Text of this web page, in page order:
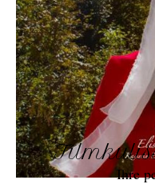
Ihre